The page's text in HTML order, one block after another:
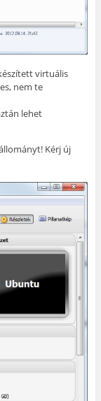
virtuális
nem te
lehet
Kérj új